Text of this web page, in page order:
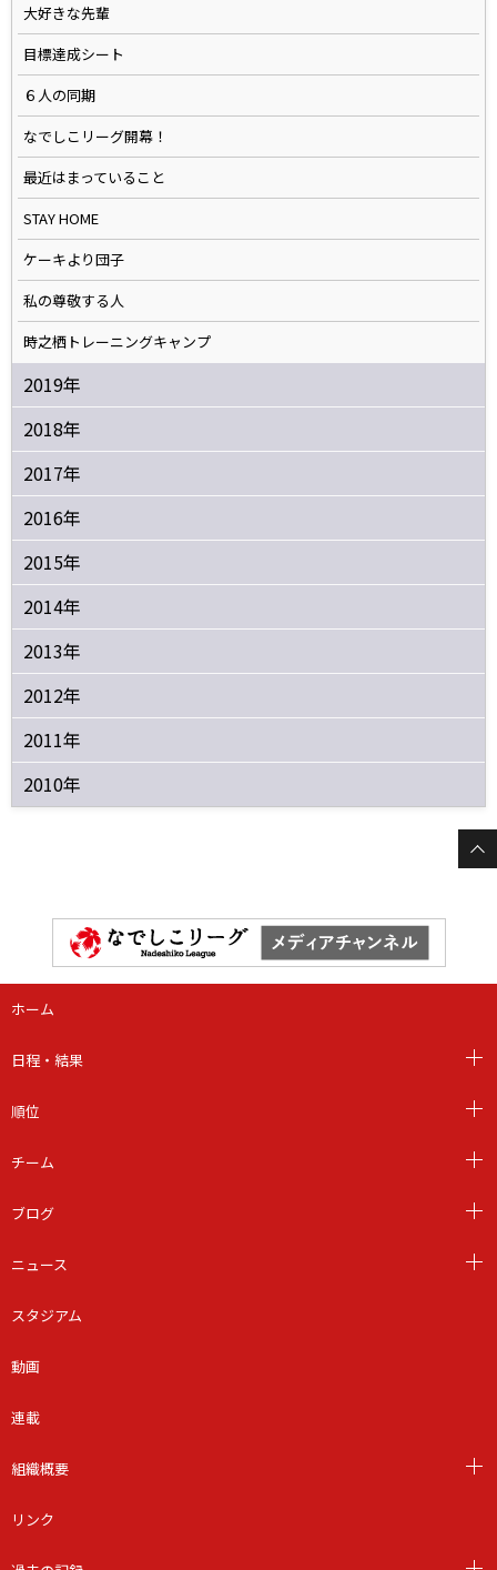
大好きな先輩
目標達成シート
６人の同期
なでしこリーグ開幕！
最近はまっていること
STAY HOME
ケーキより団子
私の尊敬する人
時之栖トレーニングキャンプ
2019年
2018年
2017年
2016年
2015年
2014年
2013年
2012年
2011年
2010年
ホーム
日程・結果
順位
チーム
ブログ
ニュース
スタジアム
動画
連載
組織概要
リンク